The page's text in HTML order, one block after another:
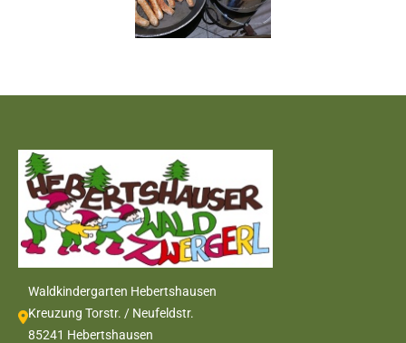
Waldkindergarten Hebertshausen
Kreuzung Torstr. / Neufeldstr.
85241 Hebertshausen